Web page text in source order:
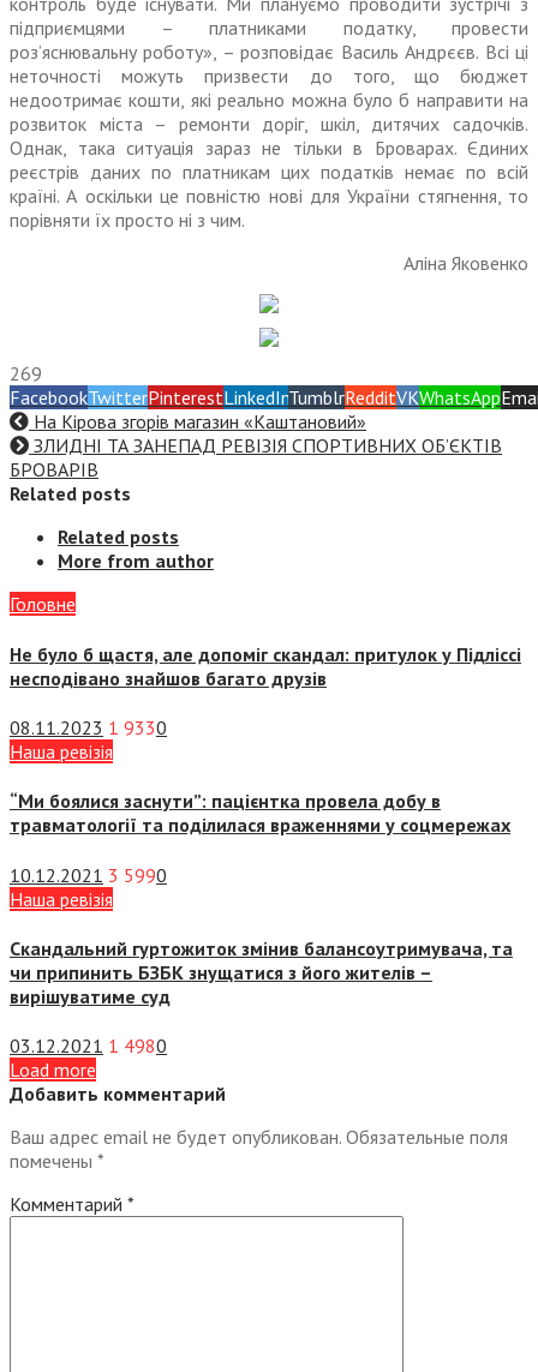
підприємцями – платниками податку, провести
роз’яснювальну роботу», – розповідає Василь Андрєєв. Всі ці
неточності можуть призвести до того, що бюджет
недоотримає кошти, які реально можна було б направити на
розвиток міста – ремонти доріг, шкіл, дитячих садочків.
Однак, така ситуація зараз не тільки в Броварах. Єдиних
реєстрів даних по платникам цих податків немає по всій
країні. А оскільки це повністю нові для України стягнення, то
порівняти їх просто ні з чим.
Аліна Яковенко
269
FacebookTwitterPinterestLinkedInTumblrRedditVKWhatsApp
На Кірова згорів магазин «Каштановий»
ЗЛИДНІ ТА ЗАНЕПАД РЕВІЗІЯ СПОРТИВНИХ ОБ’ЄКТІВ
БРОВАРІВ
Related posts
Related posts
More from author
Головне
Не було б щастя, але допоміг скандал: притулок у Підліссі
несподівано знайшов багато друзів
08.11.2023 1 9330
Наша ревізія
“Ми боялися заснути”: пацієнтка провела добу в
травматології та поділилася враженнями у соцмережах
10.12.2021 3 5990
Наша ревізія
Скандальний гуртожиток змінив балансоутримувача, та
чи припинить БЗБК знущатися з його жителів –
вирішуватиме суд
03.12.2021 1 4980
Load more
Добавить комментарий
Ваш адрес email не будет опубликован. Обязательные поля
помечены *
Комментарий *